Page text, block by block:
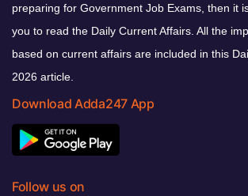
preparing for Government Job Exams, then it
you to read the Daily Current Affairs. All the
based on current affairs are included in this
2026 article.
Download Adda247 App
Follow us on